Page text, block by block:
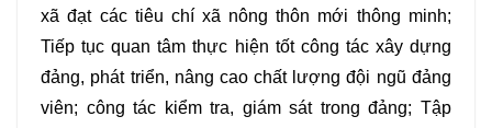
xã đạt các tiêu chí xã nông thôn mới thông minh;
Tiếp tục quan tâm thực hiện tốt công tác xây dựng
đảng, phát triển, nâng cao chất lượng đội ngũ đảng
viên; công tác kiểm tra, giám sát trong đảng; Tập